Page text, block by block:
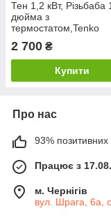
Тен 1,2 кВт, Різьбаба
дюйма з
термостатом,Tenko
2 700 ₴
Купити
Про нас
93% позитивних
Працює з
м. Чернігів
вул. Шрага, 6а,